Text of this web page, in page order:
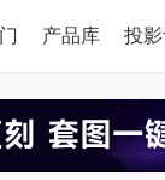
产品库 投